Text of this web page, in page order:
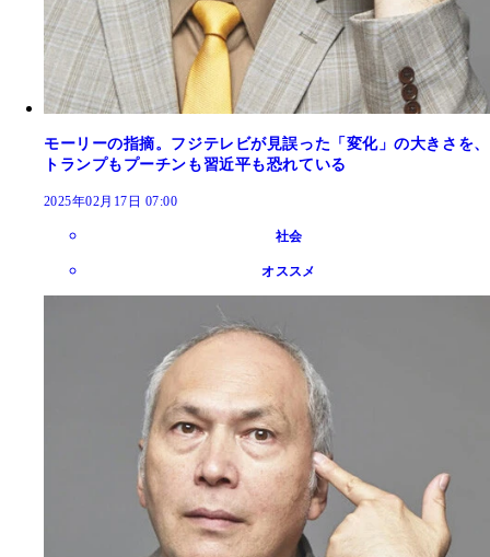
モーリーの指摘。フジテレビが見誤った「変化」の大きさを、
トランプもプーチンも習近平も恐れている
2025年02月17日 07:00
社会
オススメ